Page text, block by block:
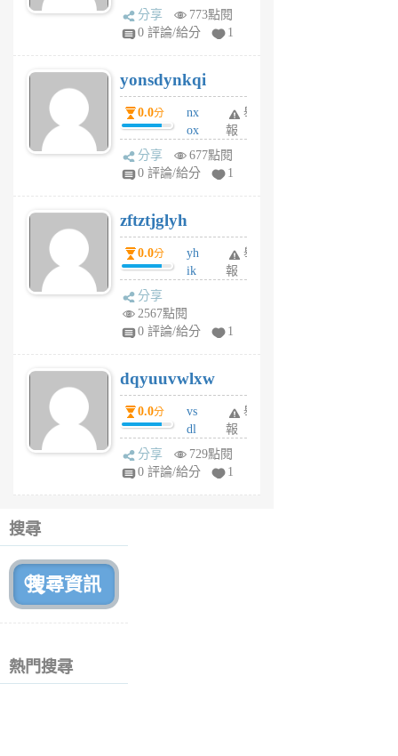
wt
sv
6
個
月
前
分享
773點閱
0 評論/給分
1
yonsdynkqi
0.0分
nx
ox
rh
pe
月
前
舉
報
分享
677點閱
0 評論/給分
1
zftztjglyh
0.0分
yh
ik
tu
6
個
月
前
舉
報
分享
2567點閱
0 評論/給分
1
dqyuuvwlxw
0.0分
vs
dl
sq
fy
舉
報
分享
729點閱
0 評論/給分
1
搜尋
熱門搜尋